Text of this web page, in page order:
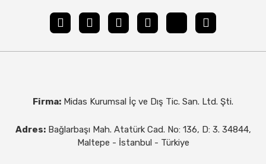
Firma: Midas Kurumsal İç ve Dış Tic. San. Ltd. Şti.
Adres: Bağlarbaşı Mah. Atatürk Cad. No: 136, D: 3. 34844,
Maltepe - İstanbul - Türkiye